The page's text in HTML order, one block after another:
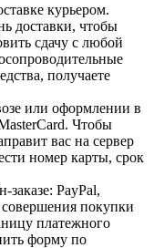
курьером.
доставки, чтобы
сдачу с любой
получаете
или оформлении в
Чтобы
вас на сервер
номер карты, срок
PayPal,
покупки
платежного
форму по